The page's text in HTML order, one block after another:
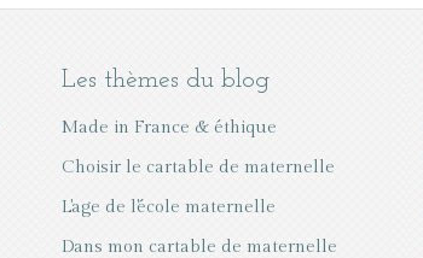
Les thèmes du blog
Made in France & éthique
Choisir le cartable de maternelle
L'age de l'école maternelle
Dans mon cartable de maternelle